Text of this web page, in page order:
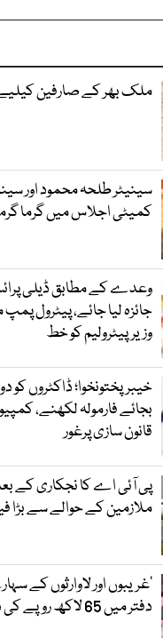
ملک بھر کے صارفین
سینیٹر طلحہ محمود اور
کمیٹی اجلاس میں گرما
وعدے کے مطابق ڈیلی
جائزہ لیا جائے، پیٹرول پمپ
وزیرپیٹرولیم کو خط
خیبرپختونخوا؛ ڈاکٹروں کو
بجائے فارمولہ لکھنے،
قانون سازی پرغور
پی آئی اے کا نجکاری کے
ملازمین کے حوالے سے بڑا
’غریبوں اور لاوارثوں کے
دفتر میں 65 لاکھ روپے کی ڈکیتی